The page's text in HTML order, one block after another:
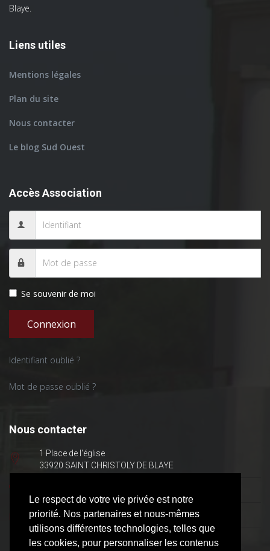
Le respect de votre vie privée est notre
priorité. Nos partenaires et nous-mêmes
utilisons différentes technologies, telles que
les cookies, pour personnaliser les contenus
Blaye.
Liens utiles
Mentions légales
Plan du site
Nous contacter
Le blog Sud Ouest
Accès Association
Se souvenir de moi
Connexion
Identifiant oublié ?
Mot de passe oublié ?
Nous contacter
1 Place de l'église
33920 SAINT CHRISTOLY DE BLAYE
mairie@saint-christoly.fr
Lundi : 9h - 12h